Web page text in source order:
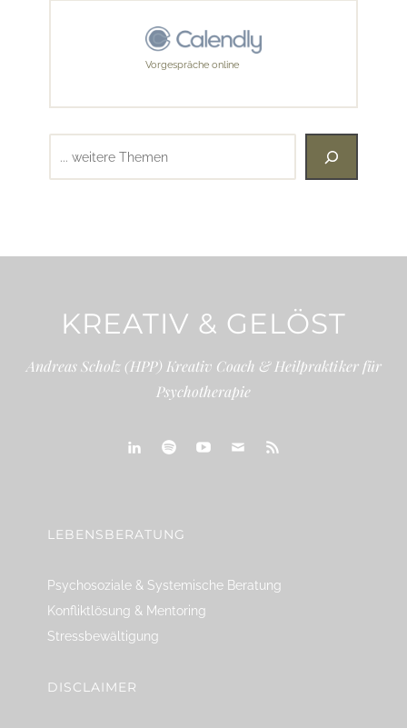
Vorgespräche online
KREATIV & GELÖST
Andreas Scholz (HPP) Kreativ Coach & Heilpraktiker für
Psychotherapie
LEBENSBERATUNG
Psychosoziale & Systemische Beratung
Konfliktlösung & Mentoring
Stressbewältigung
DISCLAIMER